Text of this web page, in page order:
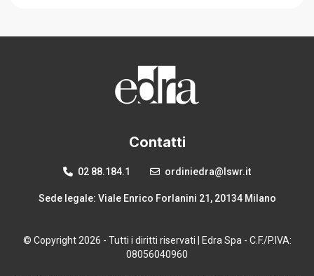
Contatti
02 88.184.1 ordiniedra@lswr.it
Sede legale: Viale Enrico Forlanini 21, 20134 Milano
© Copyright 2026 - Tutti i diritti riservati | Edra Spa - C.F./P.IVA:
08056040960